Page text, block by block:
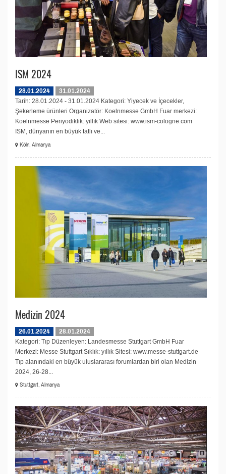
ISM 2024
28.01.2024
31.01.2024
Tarih: 28.01.2024 - 31.01.2024 Kategori: Yiyecek ve İçecekler,
Şekerleme ürünleri Organizatör: Koelnmesse GmbH Fuar merkezi:
Koelnmesse Periyodiklik: yıllık Web sitesi: www.ism-cologne.com
ISM, dünyanın en büyük tatlı ve...
Köln, Almanya
Medizin 2024
26.01.2024
28.01.2024
Kategori: Tıp Düzenleyen: Landesmesse Stuttgart GmbH Fuar
Merkezi: Messe Stuttgart Sıklık: yıllık Sitesi: www.messe-stuttgart.de
Tıp alanındaki en büyük uluslararası forumlardan biri olan Medizin
2024, 26-28...
Stuttgart, Almanya